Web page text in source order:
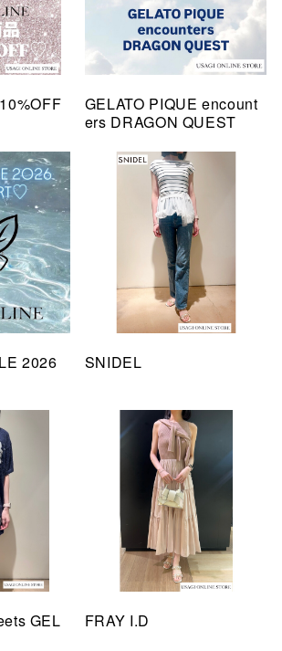
GELATO PIQUE encount
ers DRAGON QUEST
2026
SNIDEL
GEL
FRAY I.D